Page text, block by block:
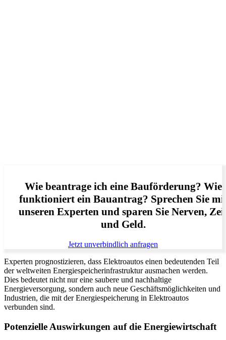
Wie beantrage ich eine Bauförderung? Wie
funktioniert ein Bauantrag? Sprechen Sie
unseren Experten und sparen Sie Nerven,
und Geld.
Jetzt unverbindlich anfragen
Experten prognostizieren, dass Elektroautos einen bedeutenden Teil
der weltweiten Energiespeicherinfrastruktur ausmachen werden.
Dies bedeutet nicht nur eine saubere und nachhaltige
Energieversorgung, sondern auch neue Geschäftsmöglichkeiten und
Industrien, die mit der Energiespeicherung in Elektroautos
verbunden sind.
Potenzielle Auswirkungen auf die Energiewirtschaft